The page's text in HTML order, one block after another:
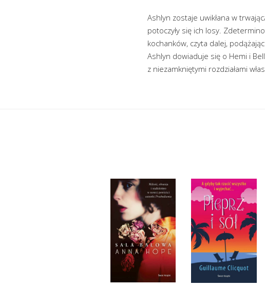
Ashlyn zostaje uwikłana w
potoczyły się ich losy.
kochanków, czyta dalej,
Ashlyn dowiaduje się o Hemi i
z niezamkniętymi rozdziałami